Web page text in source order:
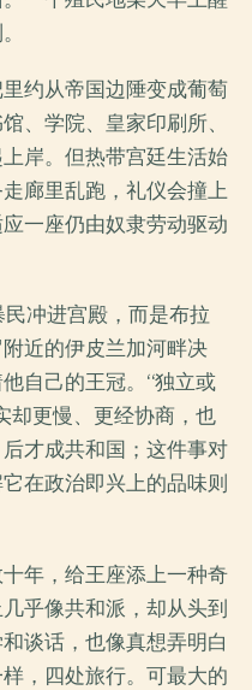
约从帝国边陲变成葡萄
、学院、皇家印刷所、
岸。但热带宫廷生活始
廊里乱跑，礼仪会撞上
一座仍由奴隶劳动驱动
冲进宫殿，而是布拉
近的伊皮兰加河畔决
自己的王冠。“独立或
却更慢、更经协商，也
才成共和国；这件事对
在政治即兴上的品味则
年，给王座添上一种奇
乎像共和派，却从头到
谈话，也像真想弄明白
，四处旅行。可最大的